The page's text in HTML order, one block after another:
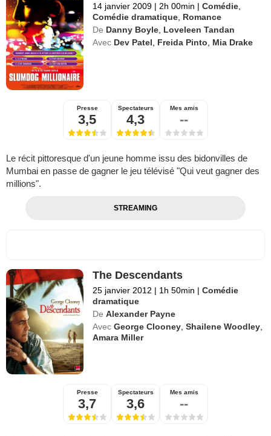
14 janvier 2009 | 2h 00min | Comédie
Comédie dramatique Romance
De Danny Boyle Loveleen Tandan
Avec Dev Patel Freida Pinto Mia Drake
Presse
3,5
Spectateurs
4,3
Mes amis
--
Le récit pittoresque d'un jeune homme issu des bidonvilles de
Mumbai en passe de gagner le jeu télévisé "Qui veut gagner des
millions".
STREAMING
The Descendants
25 janvier 2012 | 1h 50min | Comédie
dramatique
De Alexander Payne
Avec George Clooney ,Shailene Woodley
Amara Miller
Presse
3,7
Spectateurs
3,6
Mes amis
--